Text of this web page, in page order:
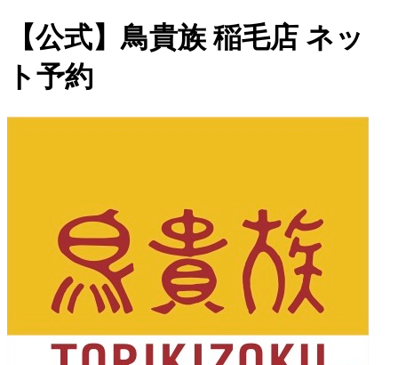
【公式】鳥貴族 稲毛店 ネッ
ト予約